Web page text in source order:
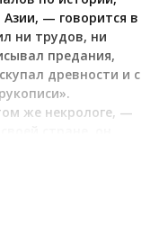
— говорится в
ни трудов, ни
предания,
древности и с
же некрологе, —